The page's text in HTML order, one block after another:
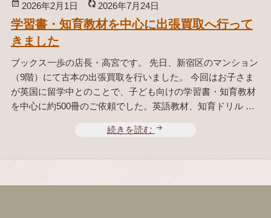
さ
い
投
稿
日:
2026年2月1日
更
新
2026年7月24日
学習書・知育教材を中心に出張買取へ行って
きました
ブックス一歩の店長・高宮です。 先日、新宿区のマンション
（9階）にて古本の出張買取を行いました。 今回はお子さま
が英国に留学中とのことで、子ども向けの学習書・知育教材
を中心に約500冊のご依頼でした。英語教材、知育ドリル …
続きを読む 学
知